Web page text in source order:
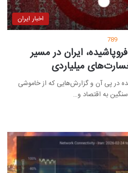
اخبار ایران
789
ایران در مسیر
میلیاردی
در پی آن و گزارش‌هایی که از خاموشی
به اقتصاد و…